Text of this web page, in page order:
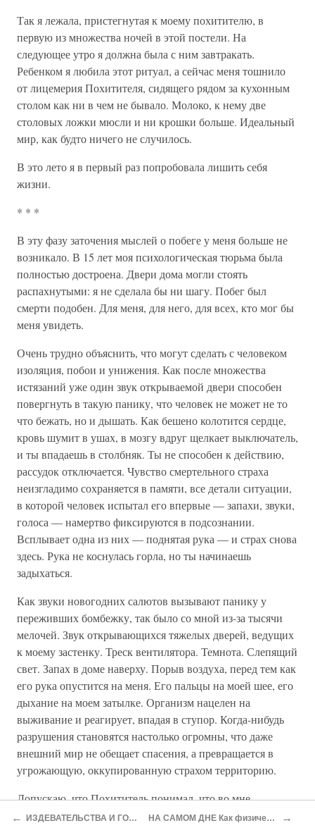
Так я лежала, пристегнутая к моему похитителю, в
первую из множества ночей в этой постели. На
следующее утро я должна была с ним завтракать.
Ребенком я любила этот ритуал, а сейчас меня тошнило
от лицемерия Похитителя, сидящего рядом за кухонным
столом как ни в чем не бывало. Молоко, к нему две
столовых ложки мюсли и ни крошки больше. Идеальный
мир, как будто ничего не случилось.
В это лето я в первый раз попробовала лишить себя
жизни.
* * *
В эту фазу заточения мыслей о побеге у меня больше не
возникало. В 15 лет моя психологическая тюрьма была
полностью достроена. Двери дома могли стоять
распахнутыми: я не сделала бы ни шагу. Побег был
смерти подобен. Для меня, для него, для всех, кто мог бы
меня увидеть.
Очень трудно объяснить, что могут сделать с человеком
изоляция, побои и унижения. Как после множества
истязаний уже один звук открываемой двери способен
повергнуть в такую панику, что человек не может не то
что бежать, но и дышать. Как бешено колотится сердце,
кровь шумит в ушах, в мозгу вдруг щелкает выключатель,
и ты впадаешь в столбняк. Ты не способен к действию,
рассудок отключается. Чувство смертельного страха
неизгладимо сохраняется в памяти, все детали ситуации,
в которой человек испытал его впервые — запахи, звуки,
голоса — намертво фиксируются в подсознании.
Всплывает одна из них — поднятая рука — и страх снова
здесь. Рука не коснулась горла, но ты начинаешь
задыхаться.
Как звуки новогодних салютов вызывают панику у
переживших бомбежку, так было со мной из-за тысячи
мелочей. Звук открывающихся тяжелых дверей, ведущих
к моему застенку. Треск вентилятора. Темнота. Слепящий
свет. Запах в доме наверху. Порыв воздуха, перед тем как
его рука опустится на меня. Его пальцы на моей шее, его
дыхание на моем затылке. Организм нацелен на
выживание и реагирует, впадая в ступор. Когда-нибудь
разрушения становятся настолько огромны, что даже
внешний мир не обещает спасения, а превращается в
угрожающую, оккупированную страхом территорию.
Допускаю, что Похититель понимал, что во мне
происходит. Когда в то лето он впервые вывел меня в сад
← ИЗДЕВАТЕЛЬСТВА И ГОЛОД Ежедневная борьба за выживание НА САМОМ ДНЕ Как физическая боль уменьшает душевные страдания →